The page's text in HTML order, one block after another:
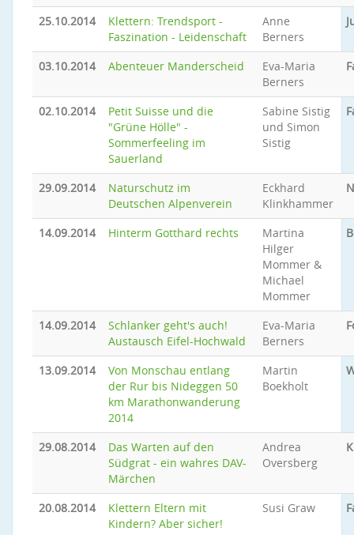
25.10.2014
Klettern: Trendsport -
Faszination - Leidenschaft
Anne
Berners
03.10.2014 Abenteuer Manderscheid
Eva-Maria
Berners
02.10.2014
Petit Suisse und die
"Grüne Hölle" -
Sommerfeeling im
Sauerland
Sabine Sistig
und Simon
Sistig
29.09.2014
Naturschutz im
Deutschen Alpenverein
Eckhard
Klinkhammer
14.09.2014 Hinterm Gotthard rechts
Martina
Hilger
Mommer &
Michael
Mommer
14.09.2014
Schlanker geht's auch!
Austausch Eifel-Hochwald
Eva-Maria
Berners
13.09.2014
Von Monschau entlang
der Rur bis Nideggen 50
km Marathonwanderung
2014
Martin
Boekholt
29.08.2014
Das Warten auf den
Südgrat - ein wahres DAV-
Märchen
Andrea
Oversberg
20.08.2014
Klettern Eltern mit
Kindern? Aber sicher!
Susi Graw